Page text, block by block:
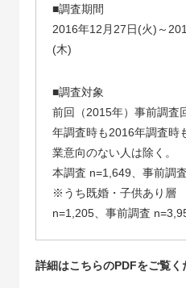
■調査期間
2016年12月27日(火)～
(木)
■調査対象
前回（2015年）事前調査
年調査時も2016年調査時
業意向のない人は除く。
本調査 n=1,649、事前調
※うち既婚・子供あり層
n=1,205、事前調査
詳細はこちらのPDFをご覧く